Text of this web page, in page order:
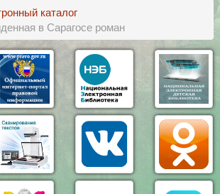
каталог
в Сарагосе роман